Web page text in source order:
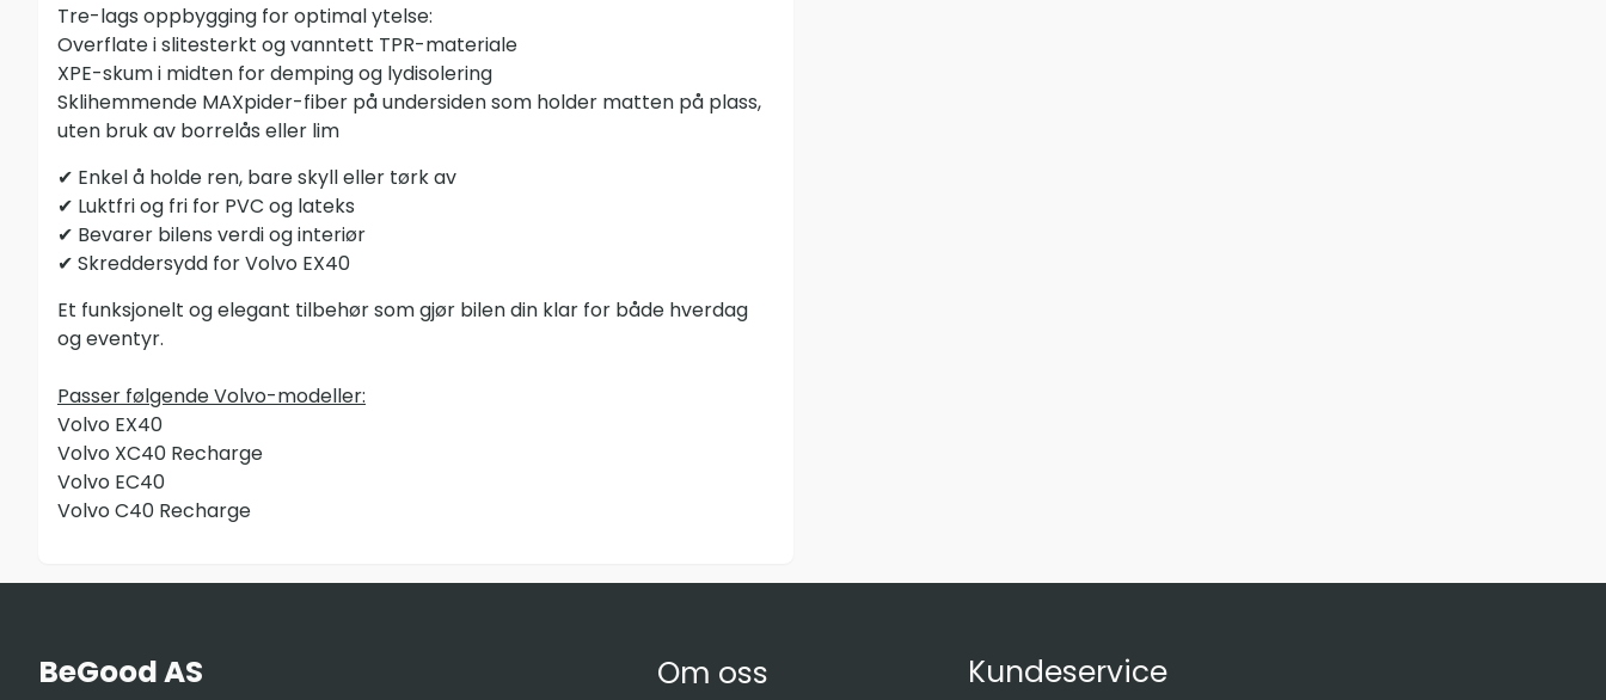
Tre-lags oppbygging for optimal ytelse:
Overflate i slitesterkt og vanntett TPR-materiale
XPE-skum i midten for demping og lydisolering
Sklihemmende MAXpider-fiber på undersiden som holder matten på plass,
uten bruk av borrelås eller lim
✔ Enkel å holde ren, bare skyll eller tørk av
✔ Luktfri og fri for PVC og lateks
✔ Bevarer bilens verdi og interiør
✔ Skreddersydd for Volvo EX40
Et funksjonelt og elegant tilbehør som gjør bilen din klar for både hverdag
og eventyr.
Passer følgende Volvo-modeller:
Volvo EX40
Volvo XC40 Recharge
Volvo EC40
Volvo C40 Recharge
BeGood AS Om oss Kundeservice